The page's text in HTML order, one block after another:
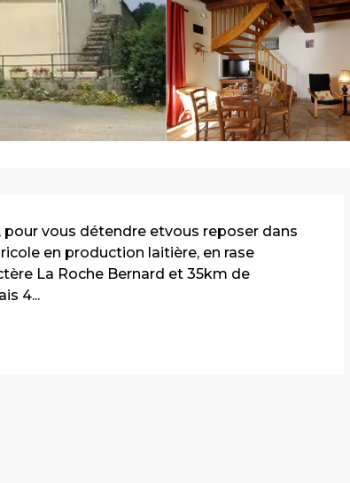
vous détendre etvous reposer dans
en production laitière, en rase
La Roche Bernard et 35km de
4...